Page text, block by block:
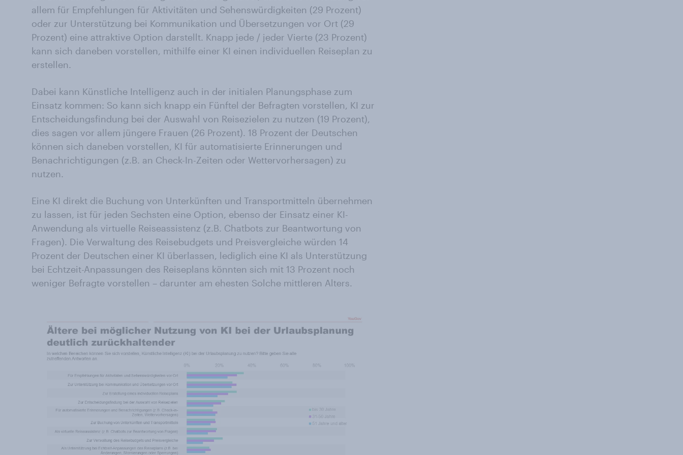
allem für Empfehlungen für Aktivitäten und Sehenswürdigkeiten (29 Prozent)
oder zur Unterstützung bei Kommunikation und Übersetzungen vor Ort (29
Prozent) eine attraktive Option darstellt. Knapp jede / jeder Vierte (23 Prozent)
kann sich daneben vorstellen, mithilfe einer KI einen individuellen Reiseplan zu
erstellen.
Dabei kann Künstliche Intelligenz auch in der initialen Planungsphase zum
Einsatz kommen: So kann sich knapp ein Fünftel der Befragten vorstellen, KI zur
Entscheidungsfindung bei der Auswahl von Reisezielen zu nutzen (19 Prozent),
dies sagen vor allem jüngere Frauen (26 Prozent). 18 Prozent der Deutschen
können sich daneben vorstellen, KI für automatisierte Erinnerungen und
Benachrichtigungen (z.B. an Check-In-Zeiten oder Wettervorhersagen) zu
nutzen.
Eine KI direkt die Buchung von Unterkünften und Transportmitteln übernehmen
zu lassen, ist für jeden Sechsten eine Option, ebenso der Einsatz einer KI-
Anwendung als virtuelle Reiseassistenz (z.B. Chatbots zur Beantwortung von
Fragen). Die Verwaltung des Reisebudgets und Preisvergleiche würden 14
Prozent der Deutschen einer KI überlassen, lediglich eine KI als Unterstützung
bei Echtzeit-Anpassungen des Reiseplans könnten sich mit 13 Prozent noch
weniger Befragte vorstellen – darunter am ehesten Solche mittleren Alters.